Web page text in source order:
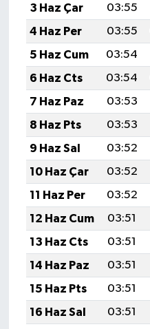
3 Haz Çar
03:55
4 Haz Per
03:55
5 Haz Cum
03:54
6 Haz Cts
03:54
7 Haz Paz
03:53
8 Haz Pts
03:53
9 Haz Sal
03:52
10 Haz Çar
03:52
11 Haz Per
03:52
12 Haz Cum
03:51
13 Haz Cts
03:51
14 Haz Paz
03:51
15 Haz Pts
03:51
16 Haz Sal
03:51